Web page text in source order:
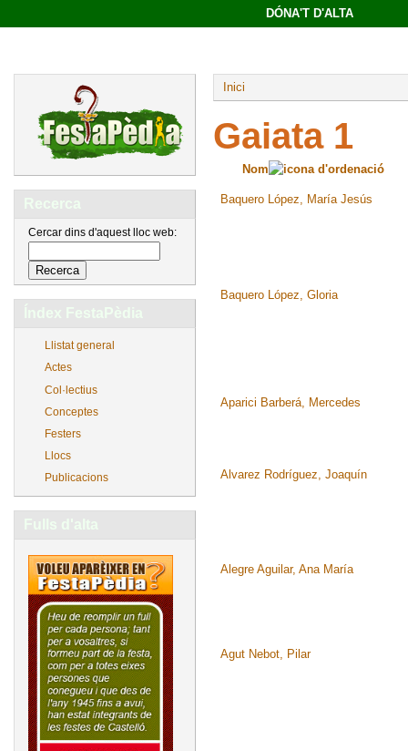
DÓNA'T D'ALTA
Recerca
Cercar dins d'aquest lloc web:
Índex FestaPèdia
Llistat general
Actes
Col·lectius
Conceptes
Festers
Llocs
Publicacions
Fulls d'alta
Inici
Gaiata 1
Nom
Baquero López, María Jesús
Baquero López, Gloria
Aparici Barberá, Mercedes
Alvarez Rodríguez, Joaquín
Alegre Aguilar, Ana María
Agut Nebot, Pilar